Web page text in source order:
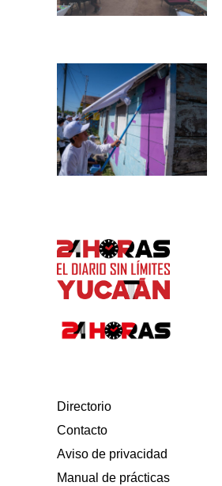
Directorio
Contacto
Aviso de privacidad
Manual de prácticas